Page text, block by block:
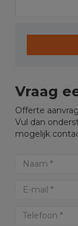
Vraag
Offerte
Vul dan
mogelijk